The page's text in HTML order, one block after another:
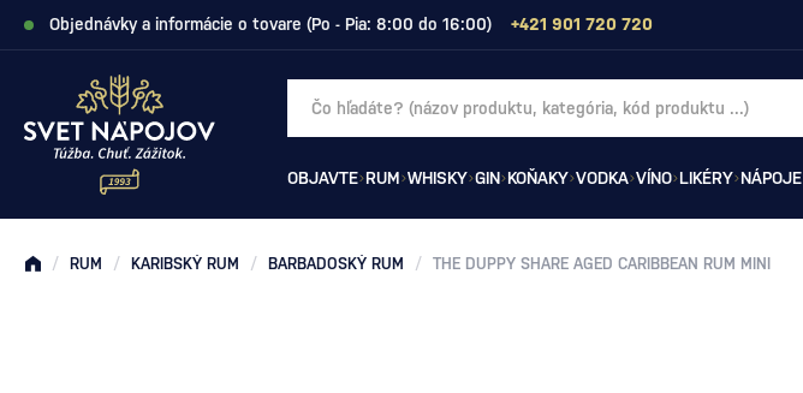
Objednávky a informácie o tovare (Po - Pia: 8:00 do 16:00) +421 901 720 720
OBJAVTE RUM WHISKY GIN KOŇAKY VODKA VÍNO LIKÉRY NÁPOJE
/ RUM / KARIBSKÝ RUM / BARBADOSKÝ RUM / THE DUPPY SHARE AGED CARIBBEAN RUM MINI